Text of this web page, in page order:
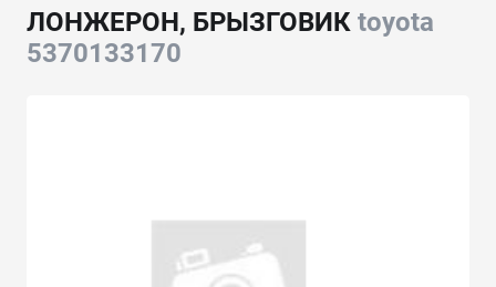
ЛОНЖЕРОН, БРЫЗГОВИК toyota
5370133170